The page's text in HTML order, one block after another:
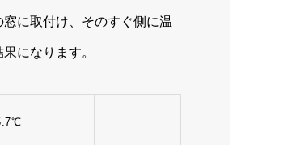
に取付け、そのすぐ側に温
になります。